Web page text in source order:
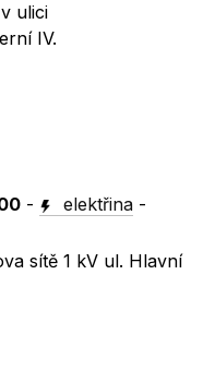
ulici
IV.
- elektřina -
sítě 1 kV ul. Hlavní